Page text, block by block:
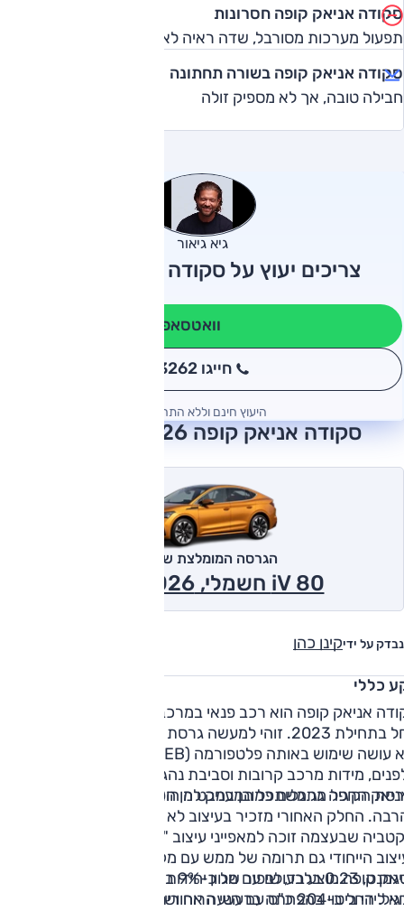
סקודה אניאק קופה חסרונות
תפעול מערכות מסורבל, שדה ראיה לאחור, תחושת דוושת
סקודה אניאק קופה בשורה תחתונה
חבילה טובה, אך לא מספיק זולה
גיא גיאור
צריכים יעוץ על סקודה אניאק קופה?
וואטסאפ
חייגו 3262
היעוץ חינם וללא התחייבות
סקודה אניאק קופה 2026 חוות דעת
נבדק על ידיקינן כהן
הגרסה המומלצת של אוטו
iV 80 חשמלי, Suite 2026
כללי
אניאק קופה הוא רכב פנאי במרכב קופה ששיווקו בישראל
החל בתחילת 2023. זוהי למעשה גרסת מרכב לאניאק המוכר,
מידות מרכב קרובות וסביבת נהג זהה. השינויים ביחס
הרגיל מתגלים כמובן במבט מן הצד או מאחור.
הקופה גג משתפל המעניק לה הופעה ייחודית ודינאמית
החלק האחורי מזכיר בעיצוב לא במעט את הסיומת של
שבעצמה זוכה למאפייני עיצוב "כמו-קופה". מלבד רושם,
הייחודי גם תרומה של ממש עם מקדם גרר מהנמוכים
בסגמנט, 0.23 בלבד, שיפור של כ-9% ביחס לאניאק הרגיל,
לידי ביטוי בהפחתה ברעשי הרוח ושיפור קל בטווח הנסיעה.
קופה מוצע בעולם עם מגוון יחידות הנעה, כולן מוכרות